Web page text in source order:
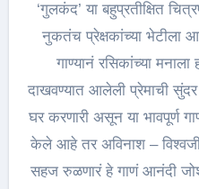
‘गुलकंद’ या बहुप्रतीक्षित
नुकतंच प्रेक्षकांच्या भेटीला
गाण्यानं रसिकांच्या
दाखवण्यात आलेली प्रेमाची
घर करणारी असून या भावपूर्ण
केले आहे तर अविनाश –
सहज रुळणारं हे गाणं आनंदी